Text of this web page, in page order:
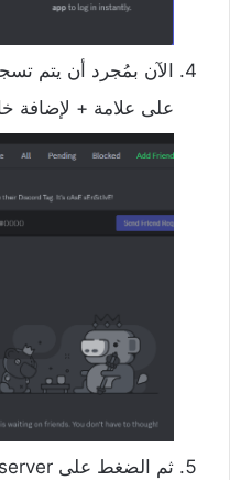
الآن بمُجرد أن يتم
على علامة + لإضافة
ثم الضغط على join a server.